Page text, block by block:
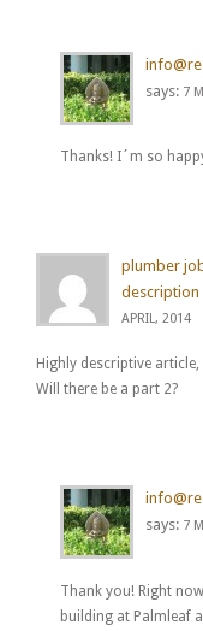
says: 7
Thanks! I´m so
plumber
description
APRIL, 2014
Highly descriptive
Will there be a part 2?
says: 7
Thank you! Right
building at Palmleaf